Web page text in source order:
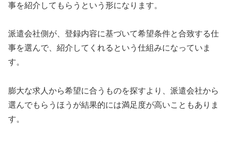
事を紹介してもらうという形になります。
派遣会社側が、登録内容に基づいて希望条件と合致する仕
事を選んで、紹介してくれるという仕組みになっていま
す。
膨大な求人から希望に合うものを探すより、派遣会社から
選んでもらうほうが結果的には満足度が高いこともありま
す。